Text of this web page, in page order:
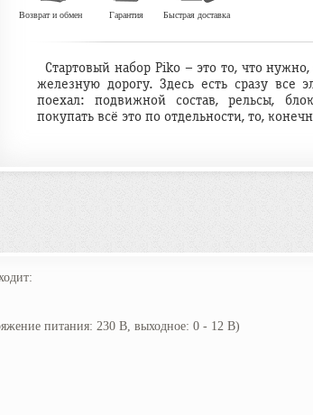
Возврат и обмен Гарантия Быстрая доставка
Стартовый набор Piko – это то, что
железную дорогу. Здесь есть сразу все
поехал: подвижной состав, рельсы,
покупать всё это по отдельности, то,
питания: 230 В, выходное: 0 - 12 В)